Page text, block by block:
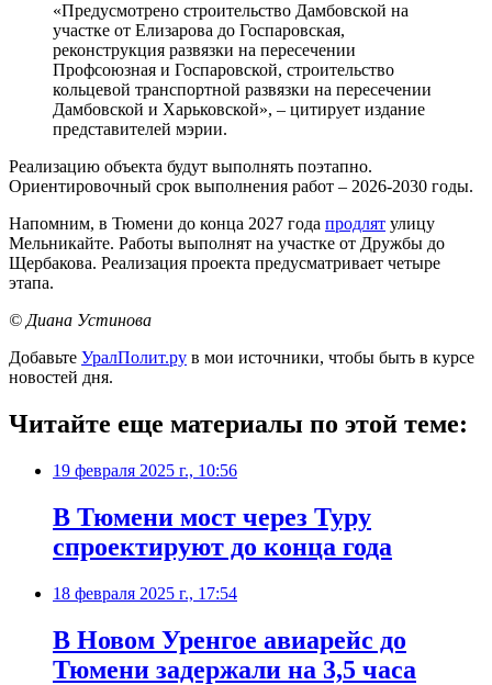
«Предусмотрено строительство Дамбовской на
участке от Елизарова до Госпаровская,
реконструкция развязки на пересечении
Профсоюзная и Госпаровской, строительство
кольцевой транспортной развязки на пересечении
Дамбовской и Харьковской», – цитирует издание
представителей мэрии.
Реализацию объекта будут выполнять поэтапно.
Ориентировочный срок выполнения работ – 2026-2030 годы.
Напомним, в Тюмени до конца 2027 года продлят улицу
Мельникайте. Работы выполнят на участке от Дружбы до
Щербакова. Реализация проекта предусматривает четыре
этапа.
© Диана Устинова
Добавьте УралПолит.ру в мои источники, чтобы быть в курсе
новостей дня.
Читайте еще материалы по этой теме:
19 февраля 2025 г., 10:56
В Тюмени мост через Туру
спроектируют до конца года
18 февраля 2025 г., 17:54
В Новом Уренгое авиарейс до
Тюмени задержали на 3,5 часа